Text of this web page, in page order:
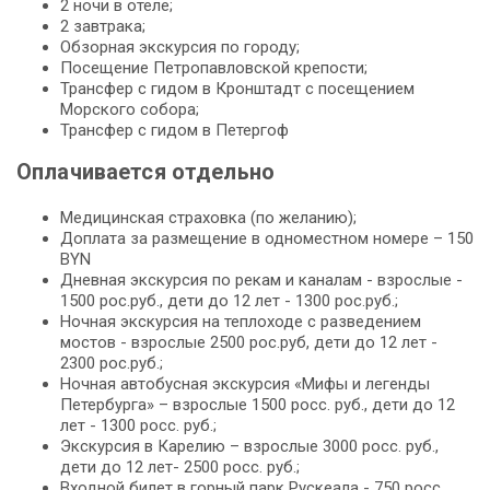
2 ночи в отеле;
2 завтрака;
Обзорная экскурсия по городу;
Посещение Петропавловской крепости;
Трансфер с гидом в Кронштадт с посещением
Морского собора;
Трансфер с гидом в Петергоф
Оплачивается отдельно
Медицинская страховка (по желанию);
Доплата за размещение в одноместном номере – 150
BYN
Дневная экскурсия по рекам и каналам - взрослые -
1500 рос.руб., дети до 12 лет - 1300 рос.руб.;
Ночная экскурсия на теплоходе с разведением
мостов - взрослые 2500 рос.руб, дети до 12 лет -
2300 рос.руб.;
Ночная автобусная экскурсия «Мифы и легенды
Петербурга» – взрослые 1500 росс. руб., дети до 12
лет - 1300 росс. руб.;
Экскурсия в Карелию – взрослые 3000 росс. руб.,
дети до 12 лет- 2500 росс. руб.;